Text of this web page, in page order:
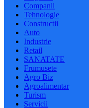
Companii
Tehnologie
Constructii
Auto
Industrie
Retail
SANATATE
Frumusete
Agro Biz
Agroalimentar
Turism
Servicii